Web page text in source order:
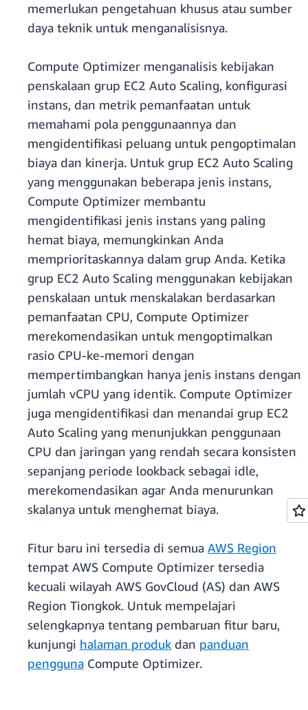
memerlukan pengetahuan khusus atau sumber
daya teknik untuk menganalisisnya.
Compute Optimizer menganalisis kebijakan
penskalaan grup EC2 Auto Scaling, konfigurasi
instans, dan metrik pemanfaatan untuk
memahami pola penggunaannya dan
mengidentifikasi peluang untuk pengoptimalan
biaya dan kinerja. Untuk grup EC2 Auto Scaling
yang menggunakan beberapa jenis instans,
Compute Optimizer membantu
mengidentifikasi jenis instans yang paling
hemat biaya, memungkinkan Anda
memprioritaskannya dalam grup Anda. Ketika
grup EC2 Auto Scaling menggunakan kebijakan
penskalaan untuk menskalakan berdasarkan
pemanfaatan CPU, Compute Optimizer
merekomendasikan untuk mengoptimalkan
rasio CPU-ke-memori dengan
mempertimbangkan hanya jenis instans dengan
jumlah vCPU yang identik. Compute Optimizer
juga mengidentifikasi dan menandai grup EC2
Auto Scaling yang menunjukkan penggunaan
CPU dan jaringan yang rendah secara konsisten
sepanjang periode lookback sebagai idle,
merekomendasikan agar Anda menurunkan
skalanya untuk menghemat biaya.
Fitur baru ini tersedia di semua AWS Region
tempat AWS Compute Optimizer tersedia
kecuali wilayah AWS GovCloud (AS) dan AWS
Region Tiongkok. Untuk mempelajari
selengkapnya tentang pembaruan fitur baru,
kunjungi halaman produk dan panduan
pengguna Compute Optimizer.